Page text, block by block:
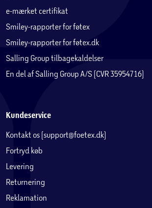
e-mærket certifikat
Smiley-rapporter for føtex
Smiley-rapporter for føtex.dk
Salling Group tilbagekaldelser
En del af Salling Group A/S (CVR 35954716)
Kundeservice
Kontakt os (support@foetex.dk)
Fortryd køb
Levering
Returnering
Reklamation